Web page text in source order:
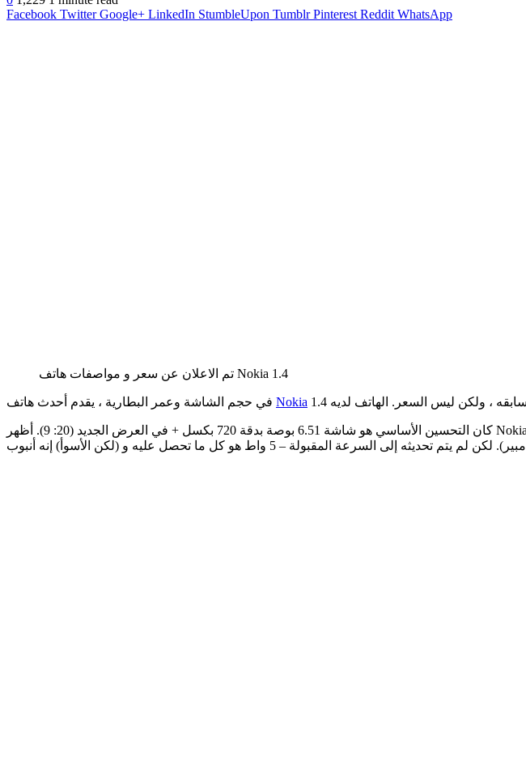
Facebook Twitter Google+ LinkedIn StumbleUpon Tumblr Pinterest Reddit WhatsApp
تم الاعلان عن سعر و مواصفات هاتف Nokia 1.4
Nokia
كان التحسين الأساسي هو شاشة 6.51 بوصة بدقة 720 بكسل + في العرض الجديد (20: 9). أظهر Nokia 1.3 شاشة 5.71 بوصة للتباين. لا تزال البطارية في خزانتها بسعة 4000 مللي أمبير (ارتفاعًا من 3000 مللي